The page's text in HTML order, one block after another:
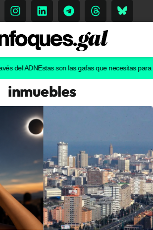
ADNEstas son las gafas que necesitas para ver
inmuebles